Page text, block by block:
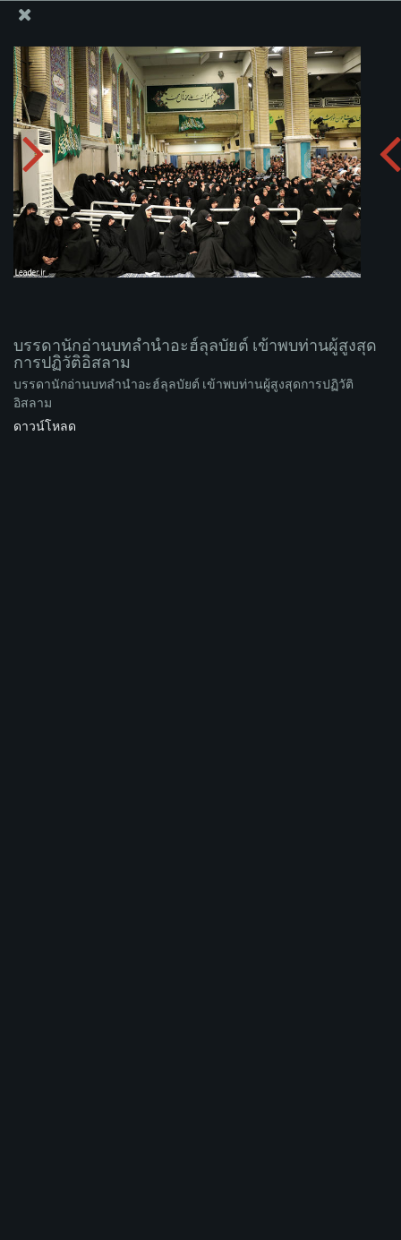
บรรดานักอ่านบทลำนำอะฮ์ลุลบัยต์ เข้าพบท่านผู้สูงสุดการ
ปฏิวัติอิสลาม
อัพโหลดอัลบั่ม:
บรรดานักอ่านบทลำนำอะฮ์ลุลบัยต์ เข้าพบท่านผู้สูงสุด
การปฏิวัติอิสลาม
บรรดานักอ่านบทลำนำอะฮ์ลุลบัยต์ เข้าพบท่านผู้สูงสุดการปฏิวัติ
อิสลาม
ดาวน์โหลด